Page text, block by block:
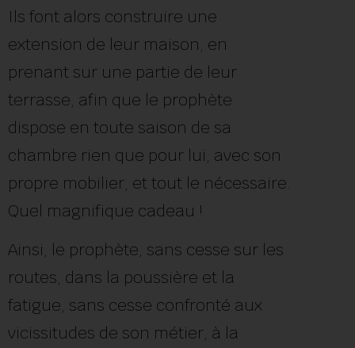
Ils font alors construire une
extension de leur maison, en
prenant sur une partie de leur
terrasse, afin que le prophète
dispose en toute saison de sa
chambre rien que pour lui, avec son
propre mobilier, et tout le nécessaire.
Quel magnifique cadeau !
Ainsi, le prophète, sans cesse sur les
routes, dans la poussière et la
fatigue, sans cesse confronté aux
vicissitudes de son métier, à la